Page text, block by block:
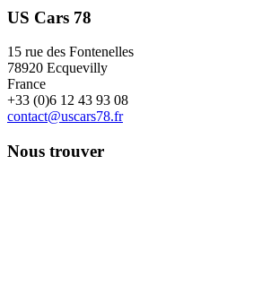
US Cars 78
15 rue des Fontenelles
78920 Ecquevilly
France
+33 (0)6 12 43 93 08
contact@uscars78.fr
Nous trouver